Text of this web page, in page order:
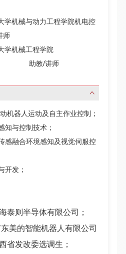
机械与动力工程学院机电控
学机械工程学院
师
机器人运动及自主作业控制；
知与控制技术；
感融合环境感知及视觉伺服控
开发；
泰则半导体有限公司；
智能机器人有限公司
西省发改委选调生；